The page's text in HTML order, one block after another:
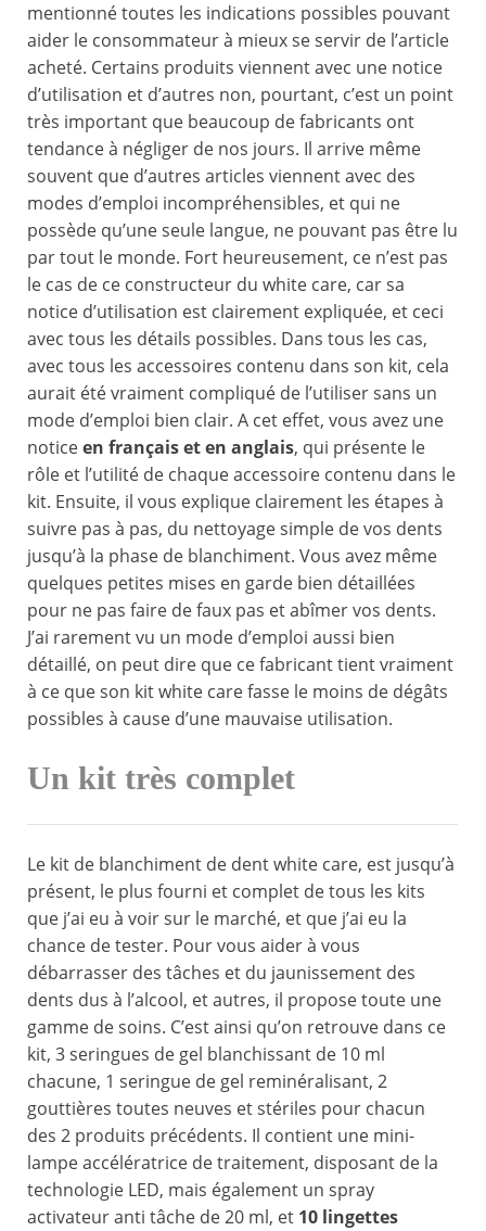
mentionné toutes les indications possibles pouvant
aider le consommateur à mieux se servir de l’article
acheté. Certains produits viennent avec une notice
d’utilisation et d’autres non, pourtant, c’est un point
très important que beaucoup de fabricants ont
tendance à négliger de nos jours. Il arrive même
souvent que d’autres articles viennent avec des
modes d’emploi incompréhensibles, et qui ne
possède qu’une seule langue, ne pouvant pas être lu
par tout le monde. Fort heureusement, ce n’est pas
le cas de ce constructeur du white care, car sa
notice d’utilisation est clairement expliquée, et ceci
avec tous les détails possibles. Dans tous les cas,
avec tous les accessoires contenu dans son kit, cela
aurait été vraiment compliqué de l’utiliser sans un
mode d’emploi bien clair. A cet effet, vous avez une
noticeen français et en anglais, qui présente le
rôle et l’utilité de chaque accessoire contenu dans le
kit. Ensuite, il vous explique clairement les étapes à
suivre pas à pas, du nettoyage simple de vos dents
jusqu’à la phase de blanchiment. Vous avez même
quelques petites mises en garde bien détaillées
pour ne pas faire de faux pas et abîmer vos dents.
J’ai rarement vu un mode d’emploi aussi bien
détaillé, on peut dire que ce fabricant tient vraiment
à ce que son kit white care fasse le moins de dégâts
possibles à cause d’une mauvaise utilisation.
Un kit très complet
Le kit de blanchiment de dent white care, est jusqu’à
présent, le plus fourni et complet de tous les kits
que j’ai eu à voir sur le marché, et que j’ai eu la
chance de tester. Pour vous aider à vous
débarrasser des tâches et du jaunissement des
dents dus à l’alcool, et autres, il propose toute une
gamme de soins. C’est ainsi qu’on retrouve dans ce
kit, 3 seringues de gel blanchissant de 10 ml
chacune, 1 seringue de gel reminéralisant, 2
gouttières toutes neuves et stériles pour chacun
des 2 produits précédents. Il contient une mini-
lampe accélératrice de traitement, disposant de la
technologie LED, mais également un spray
activateur anti tâche de 20 ml, et 10 lingettes